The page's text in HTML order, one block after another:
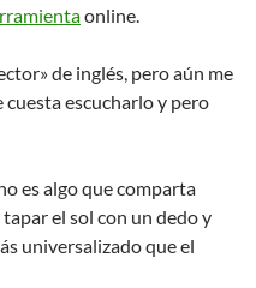
online.
de inglés, pero aún me
cuesta escucharlo y pero
es algo que comparta
el sol con un dedo y
universalizado que el